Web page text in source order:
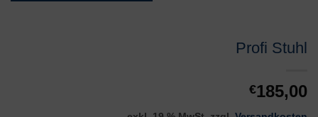
Profi Stuhl
€185,00